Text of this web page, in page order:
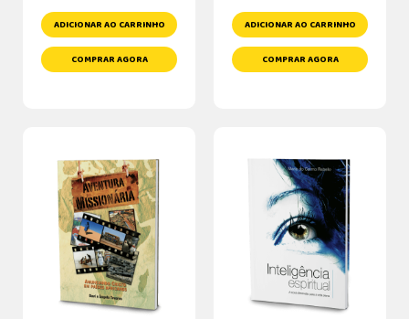
ADICIONAR AO CARRINHO
COMPRAR AGORA
ADICIONAR AO CARRINHO
COMPRAR AGORA